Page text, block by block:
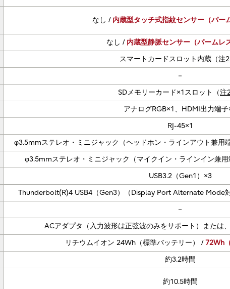
なし / 内蔵型タッチ式指紋センサー（パー
なし / 内蔵型静脈センサー（パームレ
スマートカードスロット内蔵（注
－
SDメモリーカード×1スロット（注
アナログRGB×1、HDMI出力端子
RJ-45×1
φ3.5mmステレオ・ミニジャック（ヘッドホン・ラインアウト兼用
φ3.5mmステレオ・ミニジャック（マイクイン・ラインイン兼
USB3.2（Gen1）×3
Thunderbolt(R)4 USB4（Gen3）（Display Port Alternate Mode
－
ACアダプタ（入力波形は正弦波のみをサポート）または
リチウムイオン 24Wh（標準バッテリー） /72Wh
約3.2時間
約10.5時間